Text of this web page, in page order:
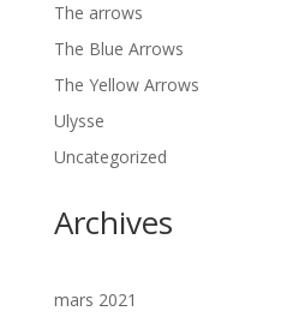
The arrows
The Blue Arrows
The Yellow Arrows
Ulysse
Uncategorized
Archives
mars 2021